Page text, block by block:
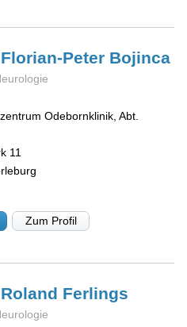
Peter Bojinca
Odebornklinik, Abt.
11
Zum Profil
Ferlings